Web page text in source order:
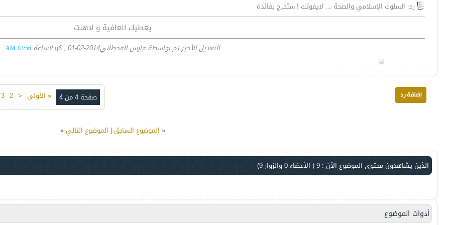
رد: السلوك الإسلامي والصحة ... لايفوتك ! ستخرج بفائدة
يعطيك العافية و لاهنت
التعديل الأخير تم بواسطة فارس القحطانيq6 ; 01-02-2014 الساعة 03:56 AM
صفحة 4 من 4 « الأولى <
2
3
« الموضوع السابق| الموضوع التالي»
الذين يشاهدون محتوى الموضوع الآن : 9 ( الأعضاء 0 والزوار 9)
أدوات الموضوع